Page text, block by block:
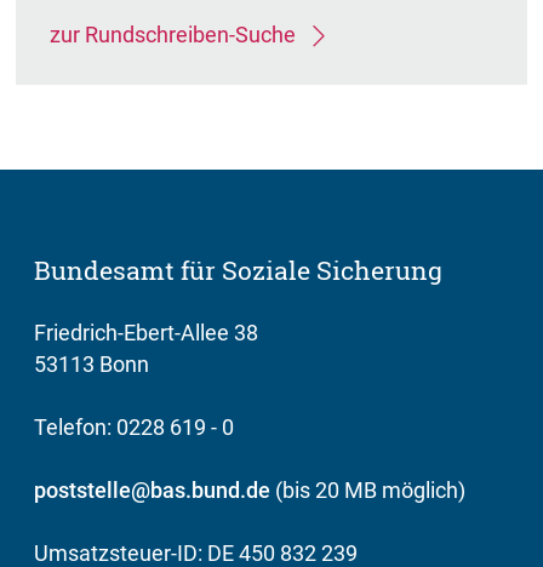
zur Rundschreiben-Suche
Bundesamt für Soziale Sicherung
Friedrich-Ebert-Allee 38
53113 Bonn
Telefon: 0228 619 - 0
poststelle@bas.bund.de (bis 20 MB möglich)
Umsatzsteuer-ID: DE 450 832 239